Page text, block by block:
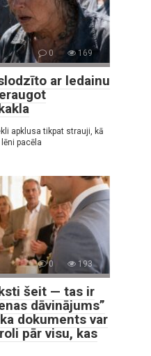
0 169
ar ledainu
apklusa tikpat strauji, kā
pacēla
0 193
šeit — tas ir
dāvinājums”
dokuments var
pār visu, kas